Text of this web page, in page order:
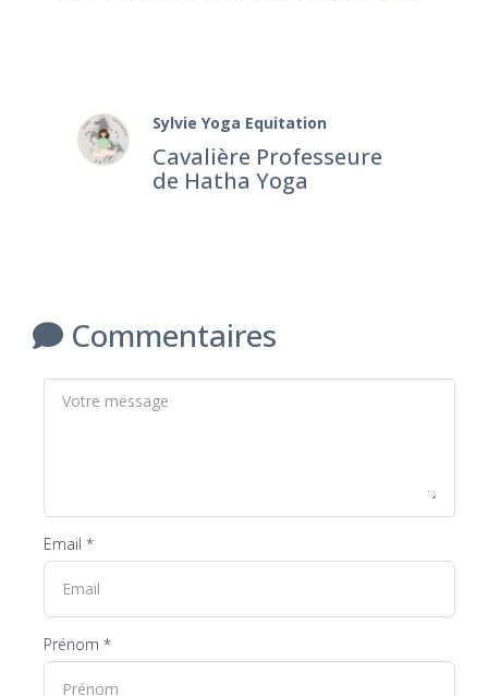
Sylvie Yoga Equitation
Cavalière Professeure
de Hatha Yoga
Commentaires
Email *
Prénom *